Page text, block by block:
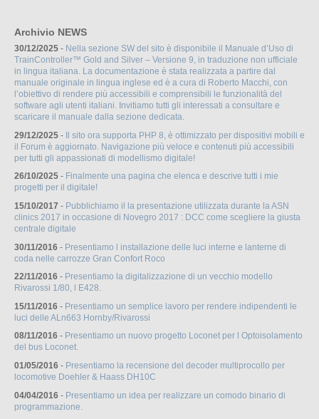
Archivio NEWS
30/12/2025 - Nella sezione SW del sito è disponibile il Manuale d’Uso di
TrainController™ Gold and Silver – Versione 9, in traduzione non ufficiale
in lingua italiana. La documentazione è stata realizzata a partire dal
manuale originale in lingua inglese ed è a cura di Roberto Macchi, con
l’obiettivo di rendere più accessibili e comprensibili le funzionalità del
software agli utenti italiani. Invitiamo tutti gli interessati a consultare e
scaricare il manuale dalla sezione dedicata.
29/12/2025 - Il sito ora supporta PHP 8, è ottimizzato per dispositivi mobili e
il Forum è aggiornato. Navigazione più veloce e contenuti più accessibili
per tutti gli appassionati di modellismo digitale!
26/10/2025 - Finalmente una pagina che elenca e descrive tutti i mie
progetti per il digitale!
15/10/2017 - Pubblichiamo il la presentazione utilizzata durante la ASN
clinics 2017 in occasione di Novegro 2017 : DCC come scegliere la giusta
centrale digitale
30/11/2016 - Presentiamo l installazione delle luci interne e lanterne di
coda nelle carrozze Gran Confort Roco
22/11/2016 - Presentiamo la digitalizzazione di un vecchio modello
Rivarossi 1/80, l E428.
15/11/2016 - Presentiamo un semplice lavoro per rendere indipendenti le
luci delle ALn663 Hornby/Rivarossi
08/11/2016 - Presentiamo un nuovo progetto Loconet per l Optoisolamento
del bus Loconet.
01/05/2016 - Presentiamo la recensione del decoder multiprocollo per
locomotive Doehler & Haass DH10C
04/04/2016 - Presentiamo un idea per realizzare un comodo binario di
programmazione.